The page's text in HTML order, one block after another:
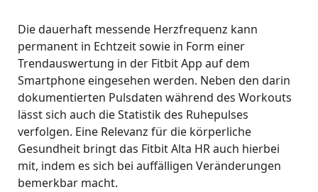
Die dauerhaft messende Herzfrequenz kann
permanent in Echtzeit sowie in Form einer
Trendauswertung in der Fitbit App auf dem
Smartphone eingesehen werden. Neben den darin
dokumentierten Pulsdaten während des Workouts
lässt sich auch die Statistik des Ruhepulses
verfolgen. Eine Relevanz für die körperliche
Gesundheit bringt das Fitbit Alta HR auch hierbei
mit, indem es sich bei auffälligen Veränderungen
bemerkbar macht.